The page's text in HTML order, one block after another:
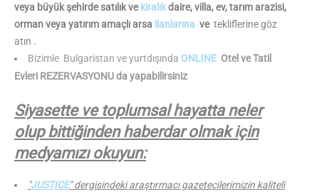
veya büyük şehirde satılık ve kiralıkdaire, villa, ev, tarım arazisi,
orman veya yatırım amaçlı arsa ilanlarına ve tekliflerine göz
atın .
Bizimle Bulgaristan ve yurtdışında ONLINE Otel ve Tatil
Evleri REZERVASYONU da yapabilirsiniz
Siyasette ve toplumsal hayatta neler
olup bittiğinden haberdar olmak için
medyamızı okuyun:
"JUSTICE" dergisindeki araştırmacı gazetecilerimizin kaliteli